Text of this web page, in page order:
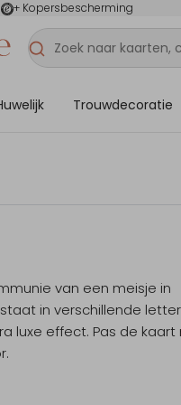
+ Kopersbescherming
Trouwdecoratie
van een meisje in
in verschillende
luxe effect. Pas de kaart